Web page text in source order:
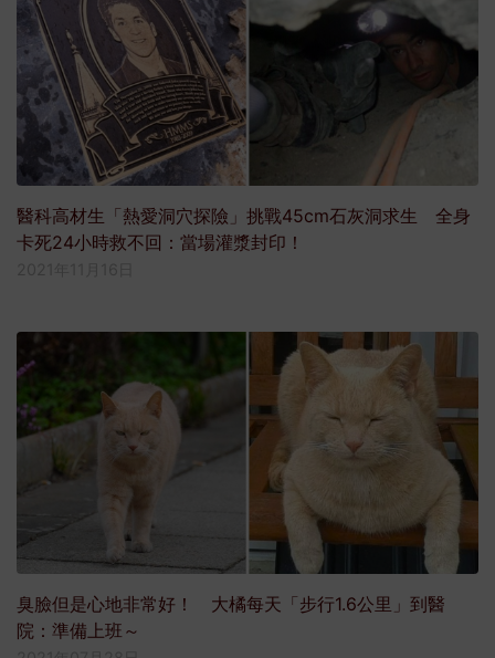
醫科高材生「熱愛洞穴探險」挑戰45cm石灰洞求生 全身
卡死24小時救不回：當場灌漿封印！
臭臉但是心地非常好！ 大橘每天「步行1.6公里」到醫
院：準備上班～